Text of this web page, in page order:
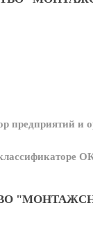
предприятий и